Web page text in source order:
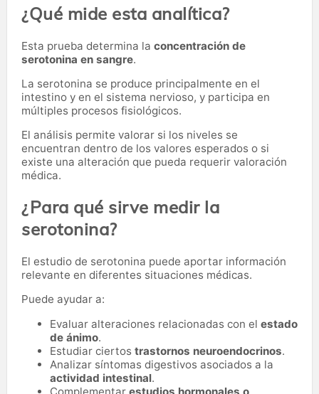
¿Qué mide esta analítica?
Esta prueba determina la concentración de
serotonina en sangre.
La serotonina se produce principalmente en el
intestino y en el sistema nervioso, y participa en
múltiples procesos fisiológicos.
El análisis permite valorar si los niveles se
encuentran dentro de los valores esperados o si
existe una alteración que pueda requerir valoración
médica.
¿Para qué sirve medir la
serotonina?
El estudio de serotonina puede aportar información
relevante en diferentes situaciones médicas.
Puede ayudar a:
Evaluar alteraciones relacionadas con el estado
de ánimo.
Estudiar ciertos trastornos neuroendocrinos.
Analizar síntomas digestivos asociados a la
actividad intestinal.